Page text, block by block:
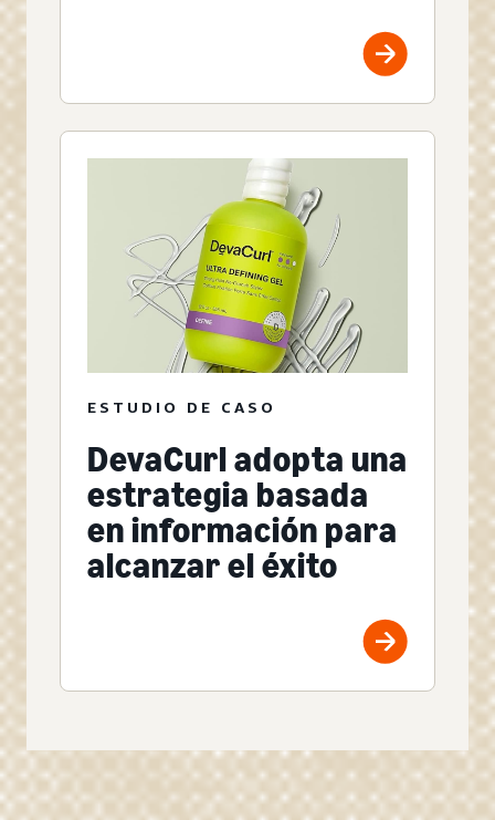
ESTUDIO DE CASO
DevaCurl adopta una
estrategia basada
en información para
alcanzar el éxito